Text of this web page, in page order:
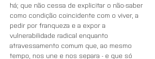
há; que não cessa de explicitar o não-saber
como condição coincidente com o viver, a
pedir por franqueza e a expor a
vulnerabilidade radical enquanto
atravessamento comum que, ao mesmo
tempo, nos une e nos separa - e que só